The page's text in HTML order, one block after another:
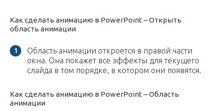
Как сделать анимацию в PowerPoint – Открыть
область анимации
Область анимации откроется в правой части
окна. Она покажет все эффекты для текущего
слайда в том порядке, в котором они появятся.
Как сделать анимацию в PowerPoint – Область
анимации